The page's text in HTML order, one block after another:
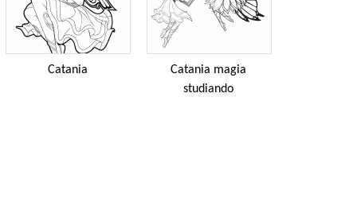
Catania
Catania magia
studiando